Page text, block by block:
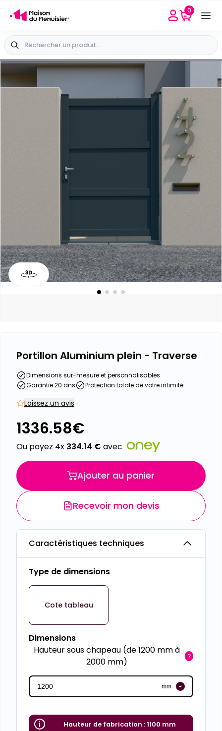
Besoin d'aide
0
Portillon Aluminium plein - Traverse
Dimensions sur-mesure et personnalisables
Garantie 20 ans
Protection totale de votre intimité
Laissez un avis
1336.58€
Ou payez 4x 334.14 € avec
Ajouter au panier
Recevoir mon devis
Caractéristiques techniques
Type de dimensions
Cote tableau
Dimensions
Hauteur sous chapeau (de 1200 mm à
2000 mm)
mm
Hauteur de fabrication : 1100 mm